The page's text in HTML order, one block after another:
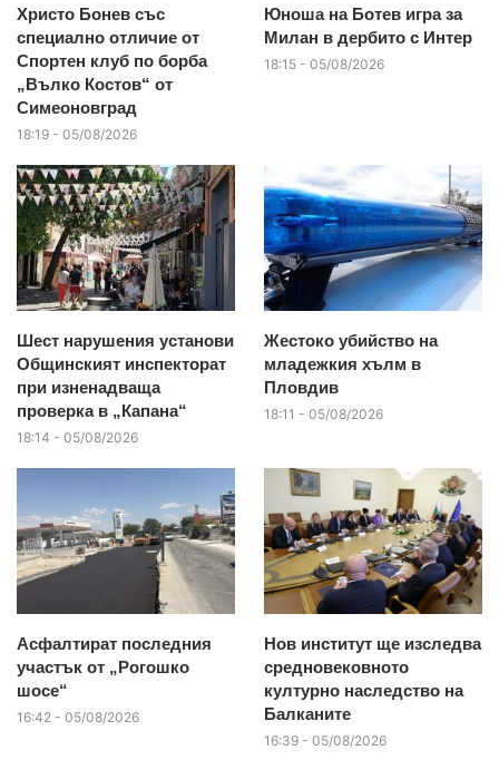
Христо Бонев със
специално отличие от
Спортен клуб по борба
„Вълко Костов“ от
Симеоновград
18:19 - 05/08/2026
Юноша на Ботев игра за
Милан в дербито с Интер
18:15 - 05/08/2026
Шест нарушения установи
Общинският инспекторат
при изненадваща
проверка в „Капана“
18:14 - 05/08/2026
Жестоко убийство на
младежкия хълм в
Пловдив
18:11 - 05/08/2026
Асфалтират последния
участък от „Рогошко
шосе“
16:42 - 05/08/2026
Нов институт ще изследва
средновековното
културно наследство на
Балканите
16:39 - 05/08/2026